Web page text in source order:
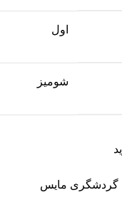
اول
شومیز
گردشگری مایس